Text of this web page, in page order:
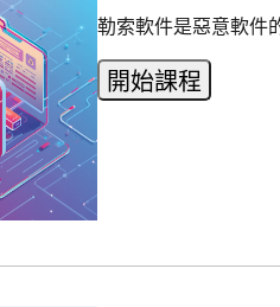
勒索軟件是惡意軟件